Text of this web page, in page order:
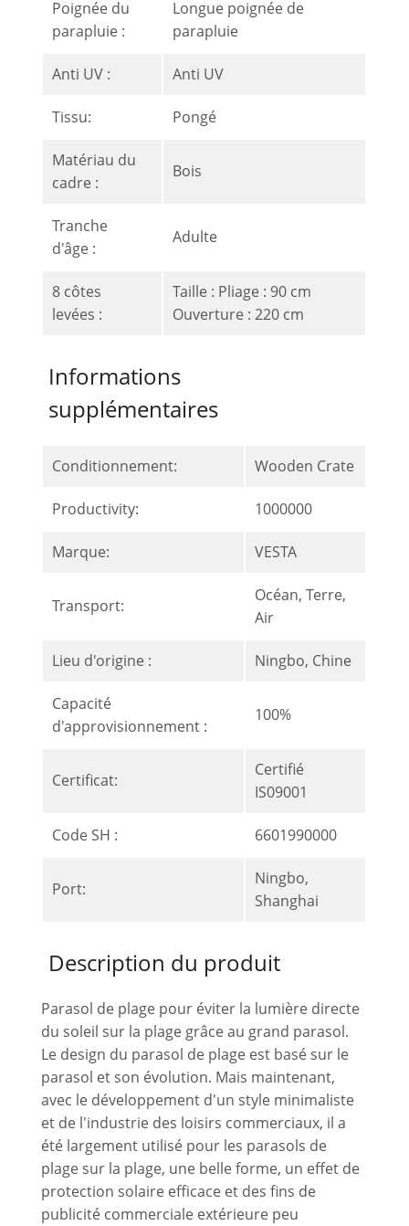
Poignée du
parapluie :
Longue poignée de
parapluie
Anti UV : Anti UV
Tissu: Pongé
Matériau du
cadre :
Bois
Tranche
d'âge :
Adulte
8 côtes
levées :
Taille : Pliage : 90 cm
Ouverture : 220 cm
Informations
supplémentaires
Conditionnement: Wooden Crate
Productivity: 1000000
Marque: VESTA
Transport:
Océan, Terre,
Air
Lieu d'origine : Ningbo, Chine
Capacité
d'approvisionnement :
100%
Certificat:
Certifié
IS09001
Code SH : 6601990000
Port:
Ningbo,
Shanghai
Description du produit
Parasol de plage pour éviter la lumière directe
du soleil sur la plage grâce au grand parasol.
Le design du parasol de plage est basé sur le
parasol et son évolution. Mais maintenant,
avec le développement d'un style minimaliste
et de l'industrie des loisirs commerciaux, il a
été largement utilisé pour les parasols de
plage sur la plage, une belle forme, un effet de
protection solaire efficace et des fins de
publicité commerciale extérieure peu